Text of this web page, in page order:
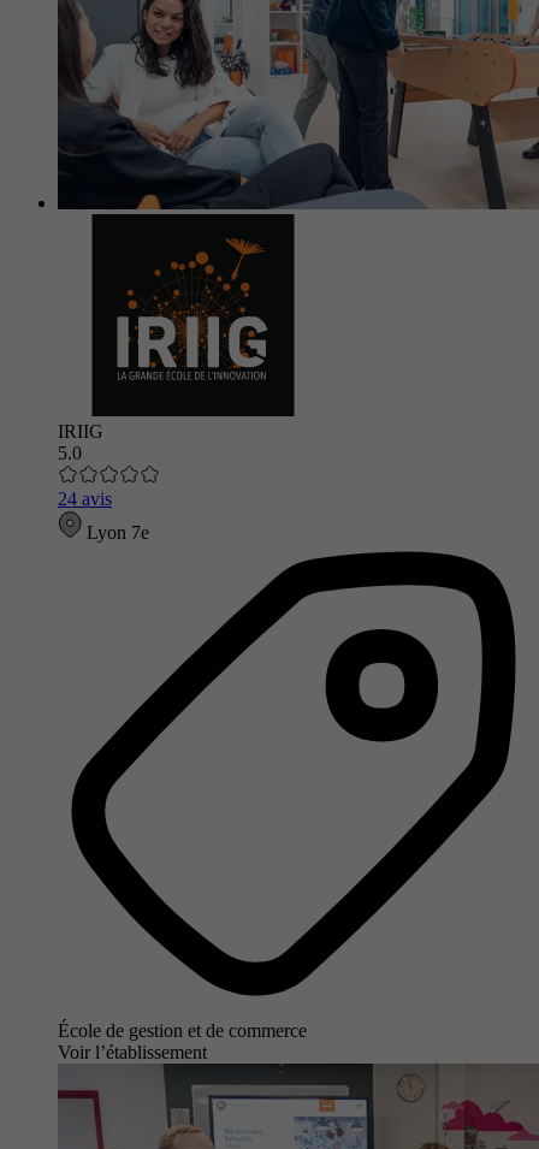
IRIIG
5.0
24 avis
Lyon 7e
École de gestion et de commerce
Voir l’établissement